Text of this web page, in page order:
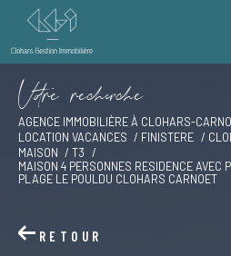
Vore recece
AGENCE IMMOBILIÈRE À CLOHARS-
LOCATION VACANCES
FINISTERE
MAISON
T3
MAISON 4 PERSONNES RESIDENCE AVEC
PLAGE LE POULDU CLOHARS CARNOET
RETOUR
Effectuer une
et trouver le bien qui
Type
d'offre
Offres locations vacances